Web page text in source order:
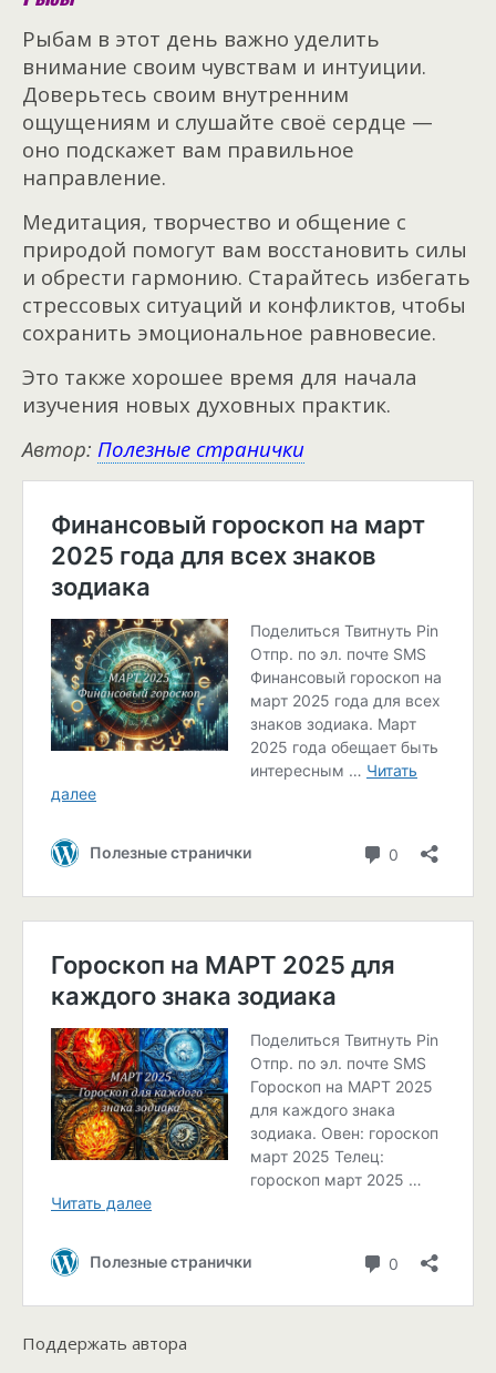
Рыбам в этот день важно уделить
внимание своим чувствам и интуиции.
Доверьтесь своим внутренним
ощущениям и слушайте своё сердце —
оно подскажет вам правильное
направление.
Медитация, творчество и общение с
природой помогут вам восстановить силы
и обрести гармонию. Старайтесь избегать
стрессовых ситуаций и конфликтов, чтобы
сохранить эмоциональное равновесие.
Это также хорошее время для начала
изучения новых духовных практик.
Автор: Полезные странички
Поддержать автора